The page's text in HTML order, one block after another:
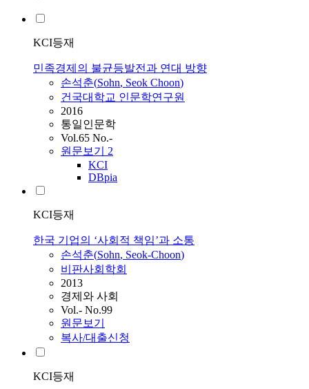
KCI등재
민족경제의 불균등발전과 연대 방향
손석춘(Sohn, Seok Choon)
건국대학교 인문학연구원
2016
통일인문학
Vol.65 No.-
원문보기 2
KCI
DBpia
KCI등재
한국 기업의 ‘사회적 책임’과 소통
손석춘(Sohn, Seok-Choon)
비판사회학회
2013
경제와 사회
Vol.- No.99
원문보기
복사/대출신청
KCI등재